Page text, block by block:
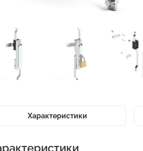
Характеристики